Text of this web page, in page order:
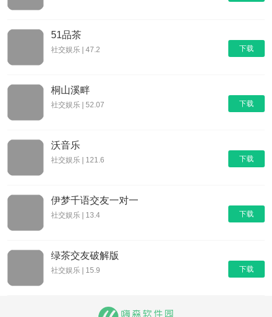
下载
51品茶
社交娱乐 | 47.2
下载
桐山溪畔
社交娱乐 | 52.07
下载
沃音乐
社交娱乐 | 121.6
下载
伊梦千语交友一对一
社交娱乐 | 13.4
下载
绿茶交友破解版
社交娱乐 | 15.9